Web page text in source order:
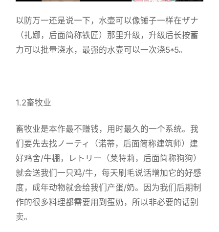
以防万一还是说一下，水壶可以像锤子一样在ザナ
（扎娜，后面简称铁匠）那里升级，升级后长按蓄
力可以批量浇水，最强的水壶可以一次浇5*5。
1.2畜牧业
畜牧业是本作最不赚钱，用时最久的一个系统。我
们要先去找ノーティ（诺蒂，后面简称建筑师）建
好鸡舍/牛棚，レトリー（莱特莉，后面简称狗狗）
就会送我们一只鸡/牛，每天刷毛说话增加它的好感
度，成年动物就会给我们产蛋/奶。因为我们后期制
作的很多料理都需要用到蛋奶，所以非必要的话别
卖。